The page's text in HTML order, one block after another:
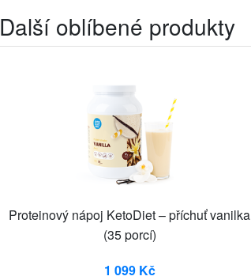
Další oblíbené produkty
Proteinový nápoj KetoDiet – příchuť vanilka
(35 porcí)
1 099 Kč